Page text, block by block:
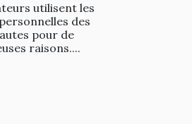
utilisent les
des
pour de
raisons....